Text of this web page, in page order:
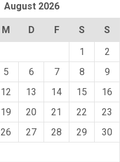
August 2026
M D F S
S
1
2
5 6 7 8
9
12 13 14 15
16
19 20 21 22
23
26 27 28 29
30